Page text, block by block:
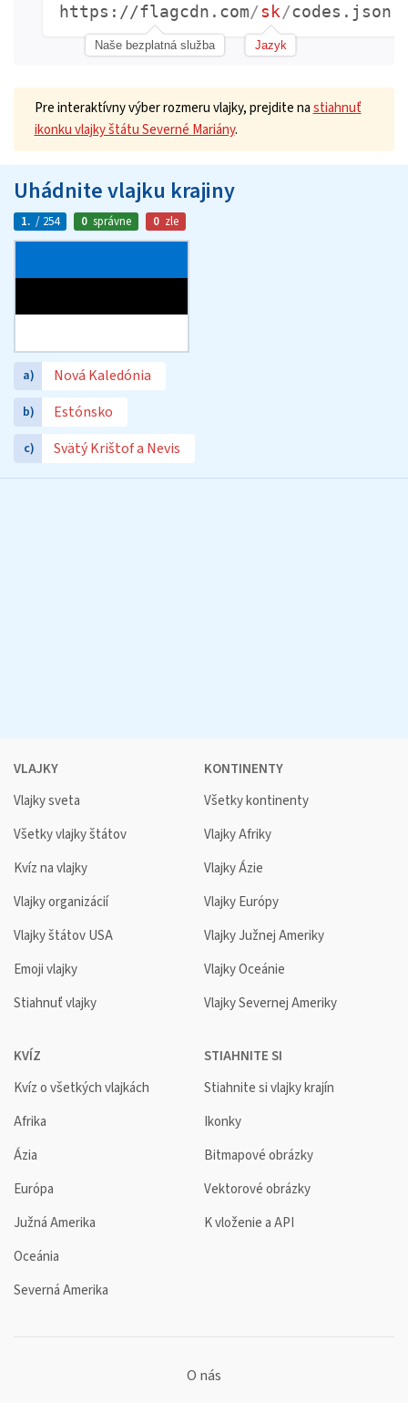
https://flagcdn.com
Naše bezplatná služba
/sk
Jazyk
/codes.json
Pre interaktívny výber rozmeru vlajky, prejdite nastiahnuť
ikonku vlajky štátu Severné Mariány.
Uhádnite vlajku krajiny
1. / 254 0 správne 0 zle
a) Nová Kaledónia
b) Estónsko
c) Svätý Krištof a Nevis
VLAJKY
Vlajky sveta
Všetky vlajky štátov
Kvíz na vlajky
Vlajky organizácií
Vlajky štátov USA
Emoji vlajky
Stiahnuť vlajky
KONTINENTY
Všetky kontinenty
Vlajky Afriky
Vlajky Ázie
Vlajky Európy
Vlajky Južnej Ameriky
Vlajky Oceánie
Vlajky Severnej Ameriky
KVÍZ
Kvíz o všetkých vlajkách
Afrika
Ázia
Európa
Južná Amerika
Oceánia
Severná Amerika
STIAHNITE SI
Stiahnite si vlajky krajín
Ikonky
Bitmapové obrázky
Vektorové obrázky
K vloženie a API
O nás